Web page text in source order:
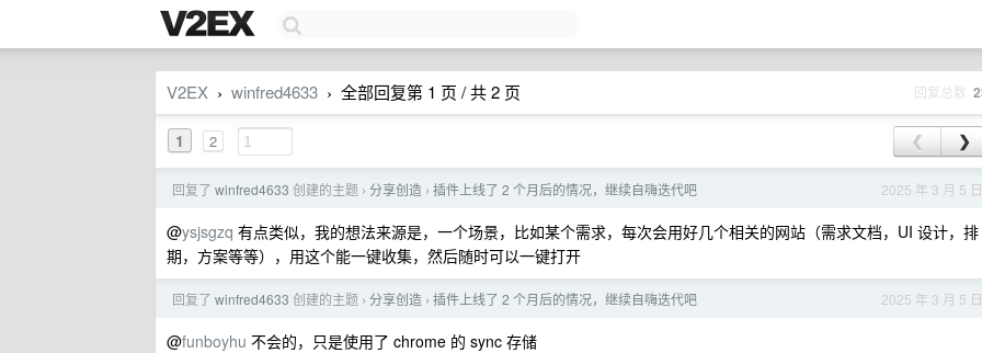
V2EX › winfred4633 › 全部回复第 1 页 / 共 2 页 回复总数
1 2 ❮ ❯
2025 年 3 月 5 日
回复了 winfred4633 创建的主题 › 分享创造 › 插件上线了 2 个月后的情况，继续自嗨迭代吧
@ysjsgzq 有点类似，我的想法来源是，一个场景，比如某个需求，每次会用好几个相关的网站（需求文档，UI 设计，排
期，方案等等），用这个能一键收集，然后随时可以一键打开
2025 年 3 月 5 日
回复了 winfred4633 创建的主题 › 分享创造 › 插件上线了 2 个月后的情况，继续自嗨迭代吧
@funboyhu 不会的，只是使用了 chrome 的 sync 存储